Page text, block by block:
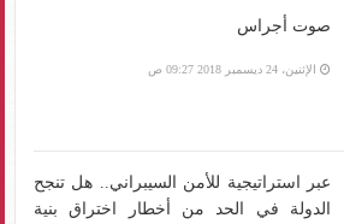
صوت أجراس
الإثنين، 24 ديسمبر 2018 09:27 ص
عبر استراتيجية للأمن السيبراني.. هل تنجح
الدولة في الحد من أخطار اختراق بنية